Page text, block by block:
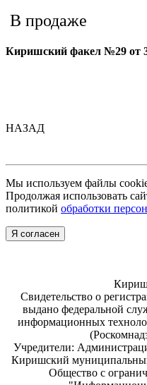
В продаже
Киришский факел №29 от
НАЗАД
Мы используем файлы
Продолжая использовать
политикой обработки
Я согласен
Свидетельство о
выдано федеральной
информационных
Учредители:
Киришский
Общество с